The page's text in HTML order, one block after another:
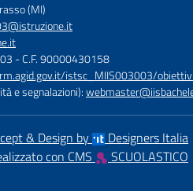
(MI)
- C.F. 90000430158
istsc_MIIS003003/
e segnalazioni):
& Design by
Designers Italia
con CMS
SCUOLASTICO